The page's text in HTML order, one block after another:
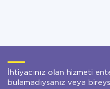
İhtiyacınız olan hizmeti
bulamadıysanız veya